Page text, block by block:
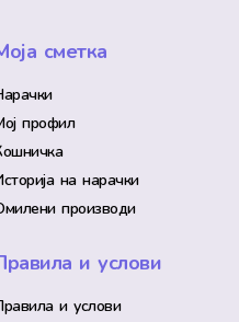
сметка
профил
на нарачки
производи
и услови
и услови